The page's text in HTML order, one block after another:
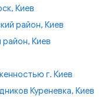
Киев
район, Киев
район, Киев
г. Киев
Куреневка, Киев